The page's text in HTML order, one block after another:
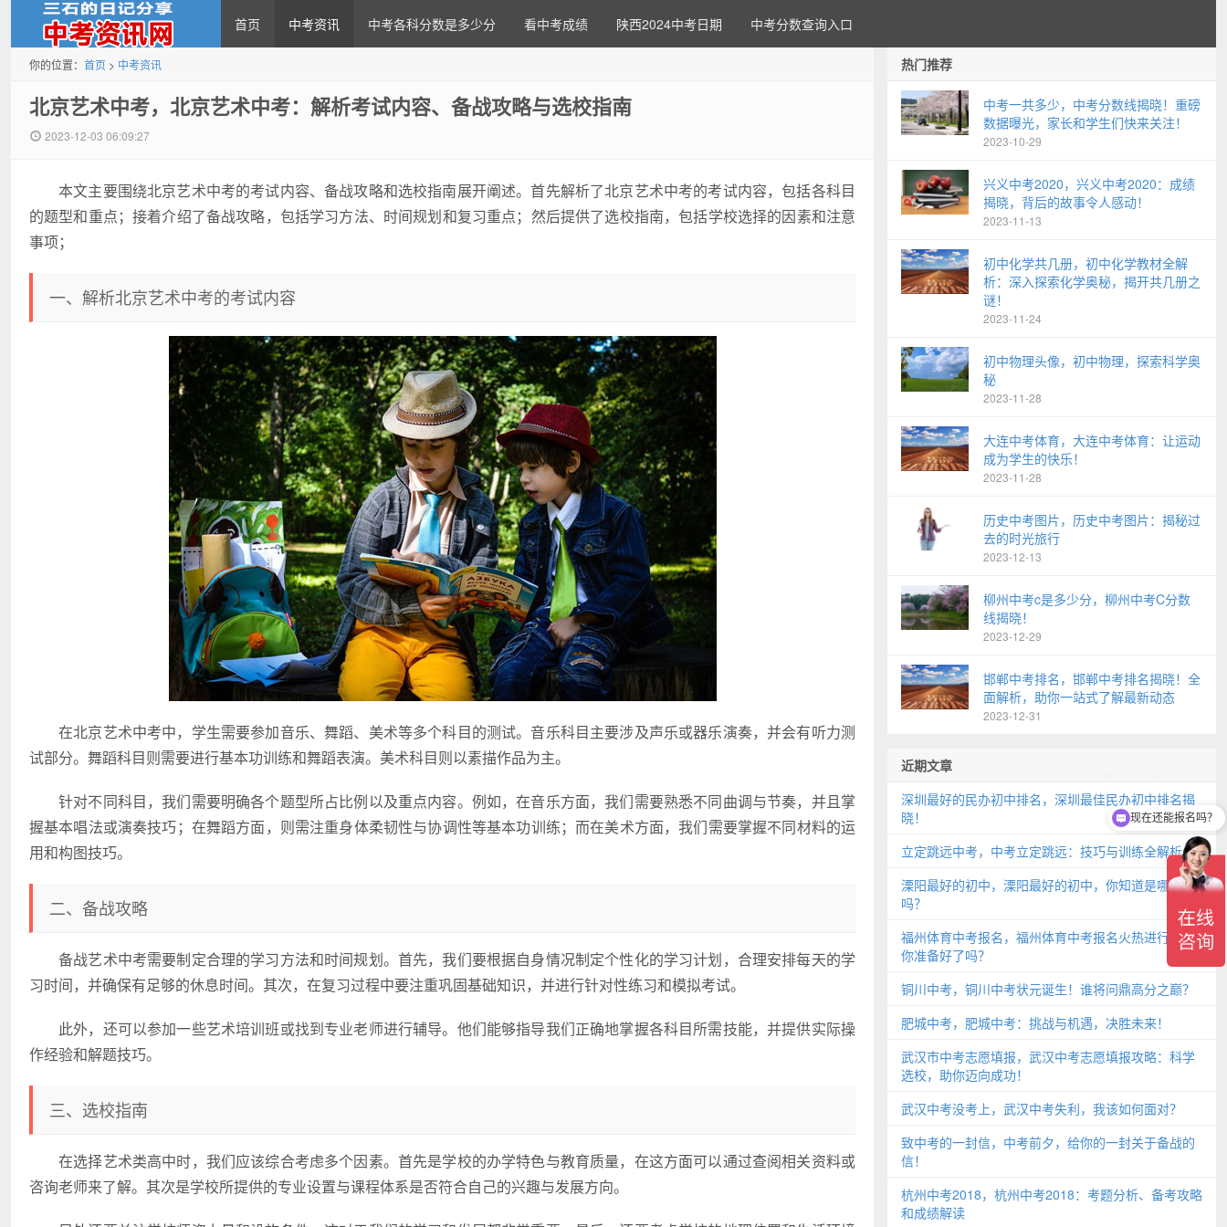
中考资讯网
首页 中考资讯 中考各科分数是多少分 看中考成绩 陕西2024中考日期 中考分数查询入口
你的位置： 首页 > 中考资讯
北京艺术中考，北京艺术中考：解析考试内容、备战攻略与选校指南
2023-12-03 06:09:27
本文主要围绕北京艺术中考的考试内容、备战攻略和选校指南展开阐述。首先解析了北京艺术中考的考试内容，包括各科目
的题型和重点；接着介绍了备战攻略，包括学习方法、时间规划和复习重点；然后提供了选校指南，包括学校选择的因素和注意
事项；
一、解析北京艺术中考的考试内容
在北京艺术中考中，学生需要参加音乐、舞蹈、美术等多个科目的测试。音乐科目主要涉及声乐或器乐演奏，并会有听力测
试部分。舞蹈科目则需要进行基本功训练和舞蹈表演。美术科目则以素描作品为主。
针对不同科目，我们需要明确各个题型所占比例以及重点内容。例如，在音乐方面，我们需要熟悉不同曲调与节奏，并且掌
握基本唱法或演奏技巧；在舞蹈方面，则需注重身体柔韧性与协调性等基本功训练；而在美术方面，我们需要掌握不同材料的运
用和构图技巧。
二、备战攻略
备战艺术中考需要制定合理的学习方法和时间规划。首先，我们要根据自身情况制定个性化的学习计划，合理安排每天的学
习时间，并确保有足够的休息时间。其次，在复习过程中要注重巩固基础知识，并进行针对性练习和模拟考试。
此外，还可以参加一些艺术培训班或找到专业老师进行辅导。他们能够指导我们正确地掌握各科目所需技能，并提供实际操
作经验和解题技巧。
三、选校指南
在选择艺术类高中时，我们应该综合考虑多个因素。首先是学校的办学特色与教育质量，在这方面可以通过查阅相关资料或
咨询老师来了解。其次是学校所提供的专业设置与课程体系是否符合自己的兴趣与发展方向。
热门推荐
中考一共多少，中考分数线揭晓！重磅
数据曝光，家长和学生们快来关注！
2023-10-29
兴义中考2020，兴义中考2020：成绩
揭晓，背后的故事令人感动！
2023-11-13
初中化学共几册，初中化学教材全解
析：深入探索化学奥秘，揭开共几册之
谜！
2023-11-24
初中物理头像，初中物理，探索科学奥
秘
2023-11-28
大连中考体育，大连中考体育：让运动
成为学生的快乐！
2023-11-28
历史中考图片，历史中考图片：揭秘过
去的时光旅行
2023-12-13
柳州中考c是多少分，柳州中考C分数
线揭晓！
2023-12-29
邯郸中考排名，邯郸中考排名揭晓！全
面解析，助你一站式了解最新动态
2023-12-31
近期文章
深圳最好的民办初中排名，深圳最佳民办初中排名揭
晓！
立定跳远中考，中考立定跳远：技巧与训练全解析
溧阳最好的初中，溧阳最好的初中，你知道是哪所
吗？
福州体育中考报名，福州体育中考报名火热进行中，
你准备好了吗？
铜川中考，铜川中考状元诞生！谁将问鼎高分之巅？
肥城中考，肥城中考：挑战与机遇，决胜未来！
武汉市中考志愿填报，武汉中考志愿填报攻略：科学
选校，助你迈向成功！
武汉中考没考上，武汉中考失利，我该如何面对？
致中考的一封信，中考前夕，给你的一封关于备战的
信！
杭州中考2018，杭州中考2018：考题分析、备考攻略
和成绩解读
现在还能报名吗？